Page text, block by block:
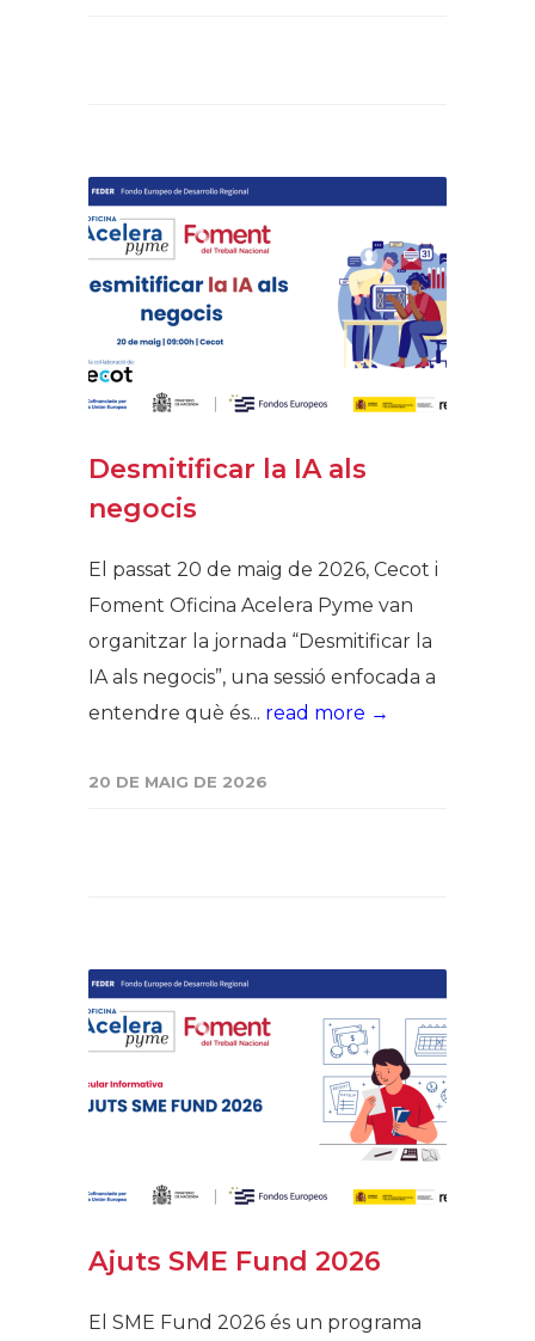
Desmitificar la IA als
negocis
El passat 20 de maig de 2026, Cecot i
Foment Oficina Acelera Pyme van
organitzar la jornada “Desmitificar la
IA als negocis”, una sessió enfocada a
entendre què és... read more →
20 DE MAIG DE 2026
Ajuts SME Fund 2026
El SME Fund 2026 és un programa